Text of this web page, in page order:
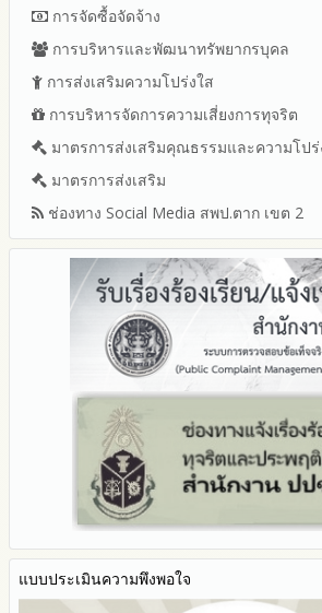
ข้อมูลผู้บริหาร
ข้อมูลการติดต่อและ ช่องทางการสอบถาม
นโยบายคุ้มครองข้อมูลส่วนบุคคล
ข่าวประชาสัมพันธ์
ข่าวสารพัฒนาสำนักงานเกี่ยวข้องกับแนว
แผนยุทธศาสตร์หรือแผนพัฒนาสำนักงาน
แผนและความก้าวหน้าในการดำเนินงา
ปีงบประมาณ 2569
ปีงบประมาณ 2568
ปีงบประมาณ 2567
ปีงบประมาณ 2566
รายงานผลการดำเนินงานประจำปี
รายงานผลปี 2568
รายงานผลปี 2567
รายงานผลปี 2566
รายงานผลปี 2565
รายงานผลปี 2564
คู่มือหรือแนวทางการปฏิบัติงานของเจ้าห
คู่มือหรือแนวทางการขอรับบริการสำหรับ
ระบบการให้บริการผ่านช่องทางออนไลน์
My Office
My School
SL-WEB
BRSS
ACC Tak2
การจัดซื้อจัดจ้าง
สรุปผลการจัดซื้อจัดจ้างหรือการจัดหาพัสดุ
ปีงบประมาณ พ.ศ.2569 (แบบ สขร.1)
เขตพื้นที่การศึกษา ประจำปีงบประมาณ พ.ศ.
การบริหารและพัฒนาทรัพยากรบุคล
หลักเกณฑ์และแผนการบริหารและพัฒนา
ปีงบประมาณ พ.ศ.2569
รายงานผลการบริหารและพัฒนาทรัพยาก
ปีงบประมาณ
ประมวลจริยธรรมและการขับเคลื่อนจริยธ
การส่งเสริมความโปร่งใส
แนวปฏิบัติการจัดการเรื่องร้องเรียนการทุ
ช่องทางแจ้งเรื่องร้องเรียนการทุจริตและป
ข้อมูลสถิติเรื่องร้องเรียนการทุจริตและปร
ปีงบประมาณ
การเปิดโอกาสให้มีส่วนร่วมในการดำเนิน
การบริหารจัดการความเสี่ยงการทุจริต
การขับเคลื่อนนโยบาย No Gift Policy จ
การเสริมสร้างรู้เกี่ยวกับหลักเกณฑ์การรับท
ใดโดยธรรมจรรยาของเจ้าพนักงานของรัฐ
การประเมินความเสี่ยงการทุจริต ในสำนั
ประจำปีงบประมาณ
รายงานผลการดำเนินการตามแผนบริหาร
ทุจริตของสำนักงานเขตพื้นที่การศึกษา ประ
มาตรการส่งเสริมคุณธรรมและความโปร่
แผนปฏิบัติการป้องกันการทุจริตประจำปีง
2569
2568
2567
2566
2565
รายงานผลการดำเนินการป้องกันการทุจ
2568
2565
2564
2563
รายงานการกำกับติดตาม
มาตรการส่งเสริมคุณธรรมและความโปร่
การนำผลการประเมิน ITA ไปสู่การพัฒนาอ
มาตรการส่งเสริม
มาตรการเผยแพร่ข้อมูลต่อสาธารณะ
มาตรการส่งเสริมความโปร่งใสในการจัดซื้อ
มาตราการจัดการเรื่องร้องเรียนการทุจริต
มาตรการป้องกันการรับสินบน
มาตรการป้องกันการขัดกันระหว่างผลประ
มาตรการตรวจสอบการใช้ดุลพินิจ
มาตราการให้ผู้มีส่วนได้ส่วนเสียมีส่วนร่วม
ช่องทาง Social Media สพป.ตาก เขต 2
Q&A / ชมเชย / เสนอแนะ
Facebook เพจ สพป.ตาก 2
Youtube ช่อง สพป.ตาก เขต 2
Youtube เรื่องเล่าข่าวตาก 2
แบบประเมินความพึงพอใจ